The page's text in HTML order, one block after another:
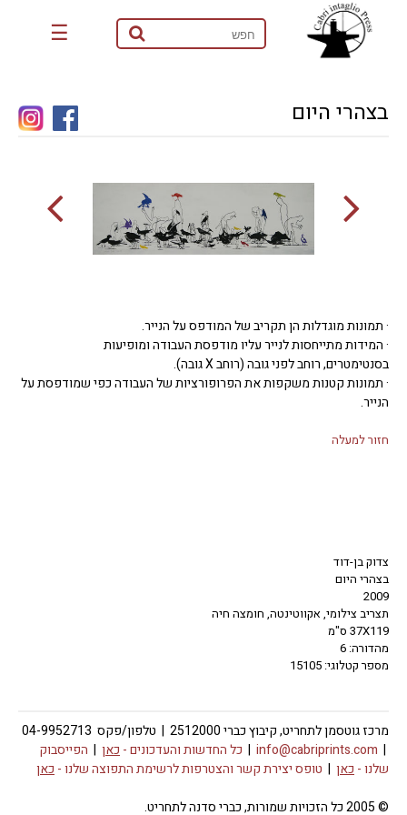
☰
בצהרי היום
· תמונות מוגדלות הן תקריב של המודפס על הנייר.
· המידות מתייחסות לנייר עליו מודפסת העבודה ומופיעות
בסנטימטרים, רוחב לפני גובה (רוחב X גובה).
· תמונות קטנות משקפות את הפרופורציות של העבודה כפי שמודפסת על
הנייר.
חזור למעלה
צדוק בן-דוד
בצהרי היום
2009
תצריב צילומי, אקווטינטה, חומצה חיה
37X119 ס"מ
מהדורה: 6
מספר קטלוגי: 15105
מרכז גוטסמן לתחריט, קיבוץ כברי 2512000 | טלפון/פקס 04-9952713
|
info@cabriprints.com
| כל החדשות והעדכונים - כאן | הפייסבוק
שלנו - כאן | טופס יצירת קשר והצטרפות לרשימת התפוצה שלנו - כאן
© 2005 כל הזכויות שמורות, כברי סדנה לתחריט.